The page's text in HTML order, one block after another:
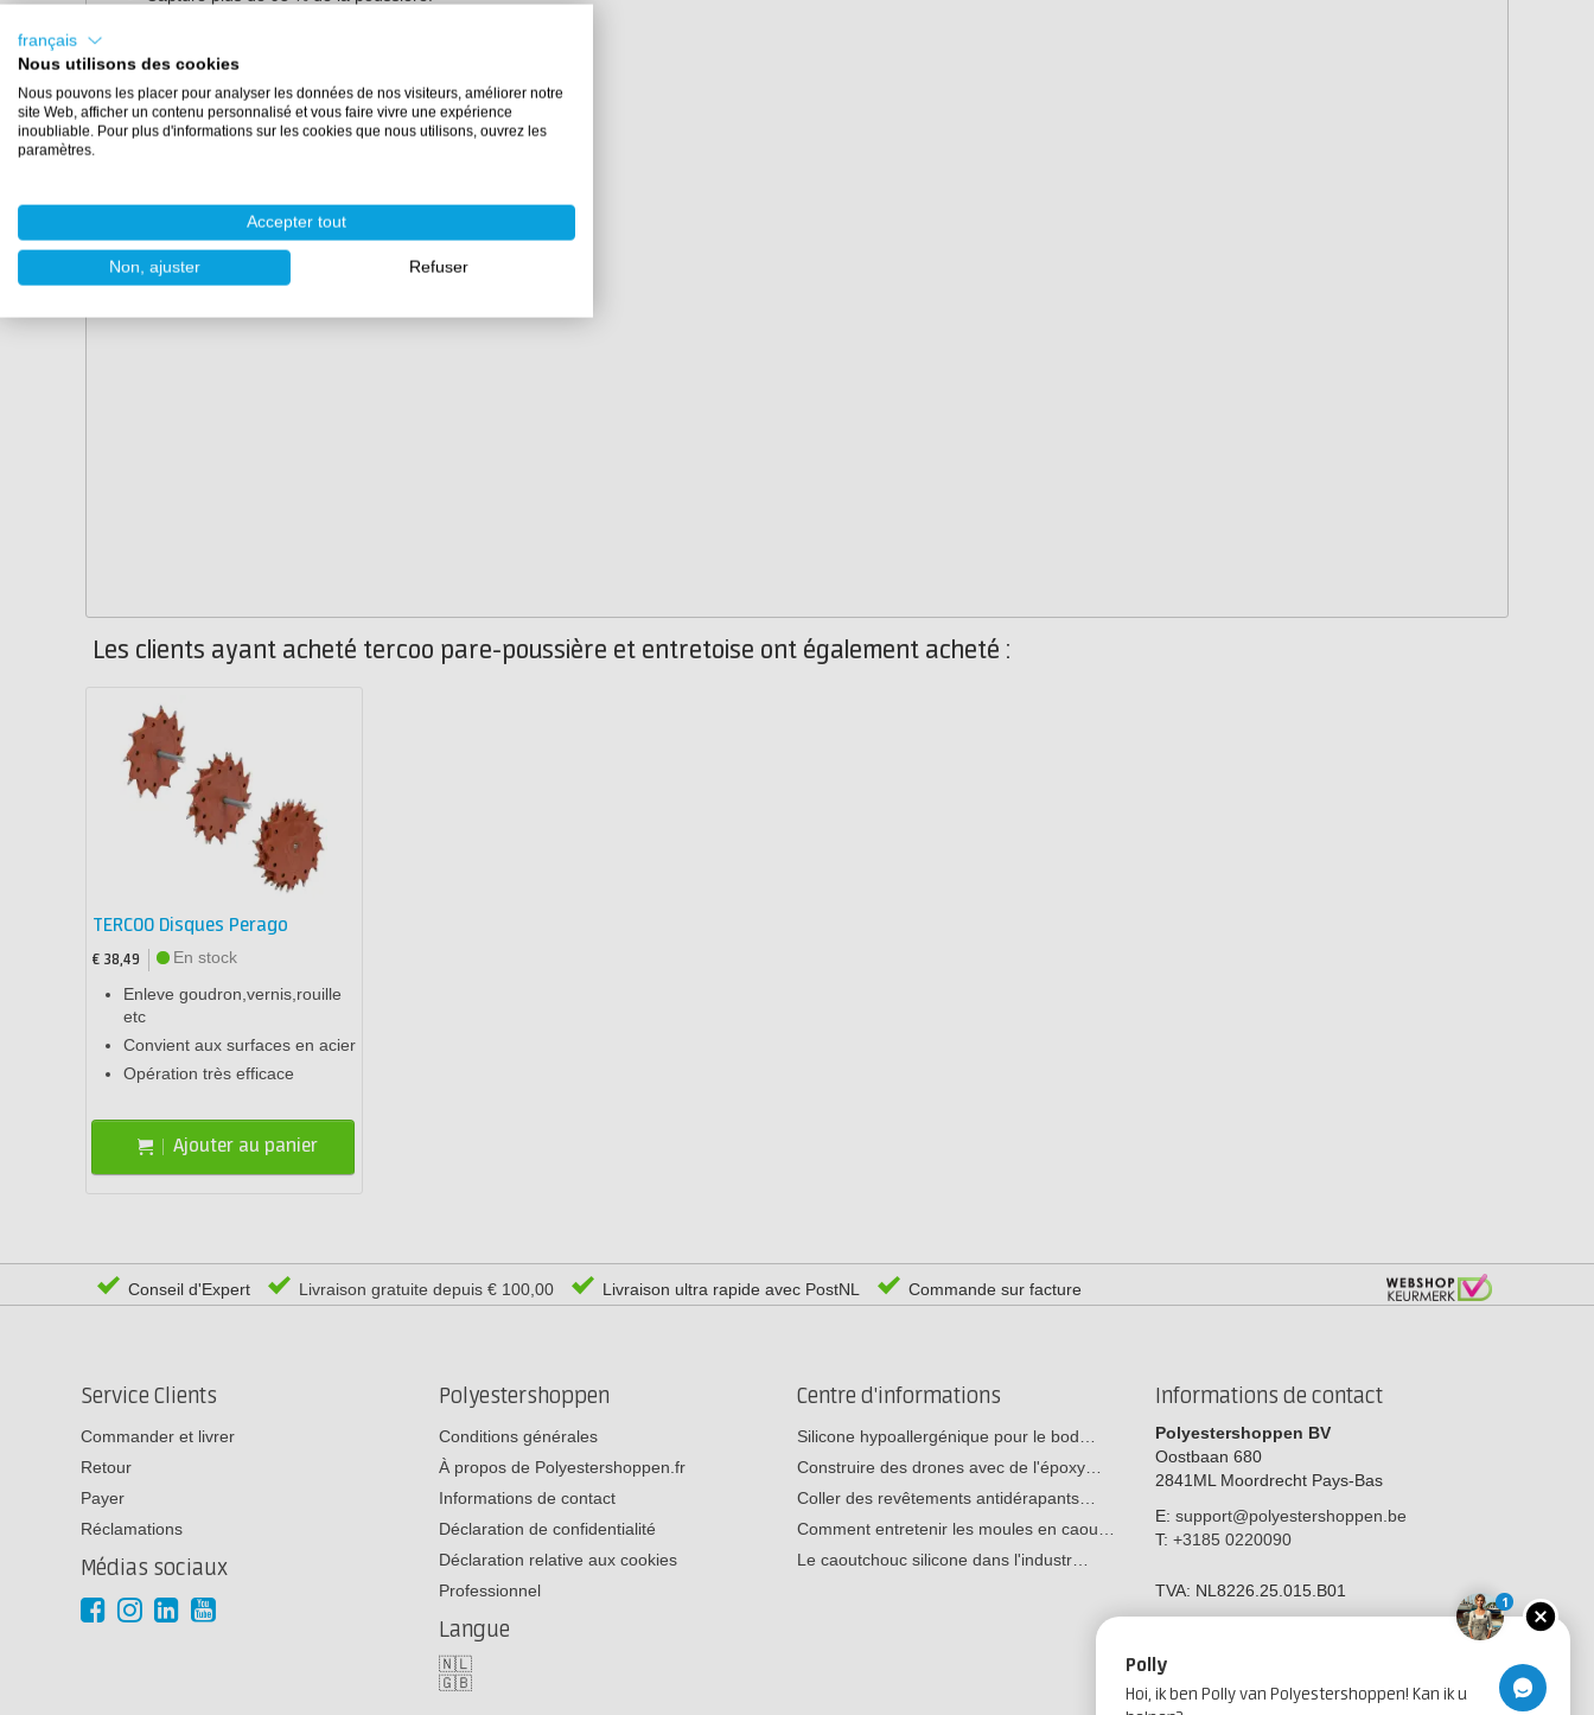
Les clients ayant acheté tercoo pare-poussière et entretoise ont également acheté :
TERCOO Disques Perago
€ 38,49
En stock
Enleve goudron,vernis,rouille
etc
Convient aux surfaces en acier
Opération très efficace
Ajouter au panier
Conseil d'Expert Livraison gratuite depuis € 100,00 Livraison ultra rapide avec PostNL Commande sur facture
Service Clients
Commander et livrer
Retour
Payer
Réclamations
Médias sociaux
Polyestershoppen
Conditions générales
À propos de Polyestershoppen.fr
Informations de contact
Déclaration de confidentialité
Déclaration relative aux cookies
Professionnel
Langue
🇳🇱
🇬🇧
Centre d'informations
Silicone hypoallergénique pour le bod…
Construire des drones avec de l'époxy…
Coller des revêtements antidérapants…
Comment entretenir les moules en caou…
Le caoutchouc silicone dans l'industr…
Informations de contact
Polyestershoppen BV
Oostbaan 680
2841ML Moordrecht Pays-Bas
E: support@polyestershoppen.be
T: +3185 0220090
TVA: NL8226.25.015.B01
1
Polly
Hoi, ik ben Polly van Polyestershoppen! Kan ik u
français
Nous utilisons des cookies
Nous pouvons les placer pour analyser les données de nos visiteurs, améliorer notre
site Web, afficher un contenu personnalisé et vous faire vivre une expérience
inoubliable. Pour plus d'informations sur les cookies que nous utilisons, ouvrez les
paramètres.
Accepter tout
Non, ajuster Refuser